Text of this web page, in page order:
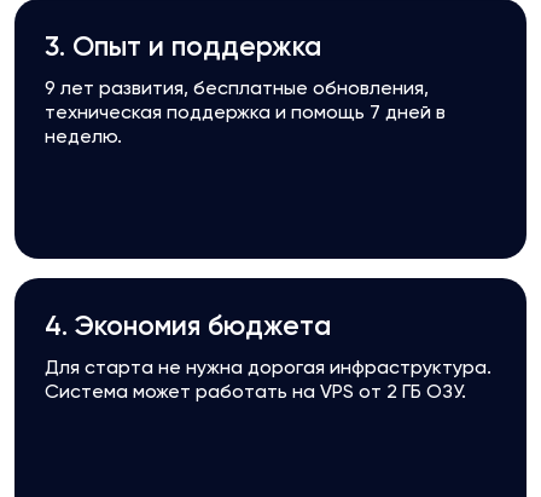
3. Опыт и поддержка
9 лет развития, бесплатные обновления,
техническая поддержка и помощь 7 дней в
неделю.
4. Экономия бюджета
Для старта не нужна дорогая инфраструктура.
Система может работать на VPS от 2 ГБ ОЗУ.